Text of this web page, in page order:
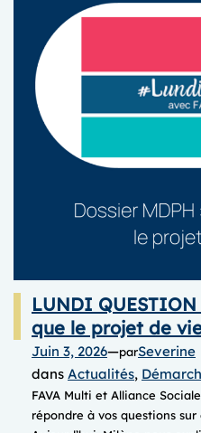
LUNDI QUESTION
que le projet de
Juin 3, 2026—parSeverine
dans Actualités,
FAVA Multi et Alliance
répondre à vos questions